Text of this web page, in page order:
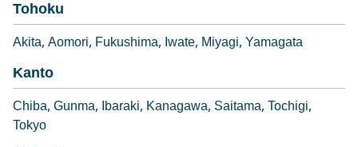
Tohoku
Akita Aomori Fukushima Iwate Miyagi Yamagata
Kanto
Chiba Gunma Ibaraki Kanagawa Saitama Tochigi
Tokyo